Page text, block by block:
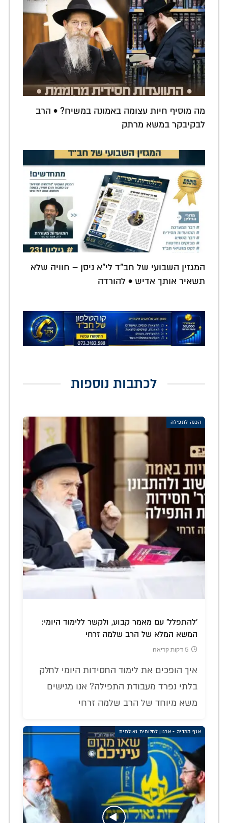
מה מוסיף חיות עצומה באמונה במשיח? • הרב
לבקיבקר במשא מרתק
המגזין השבועי של חב"ד לי"א ניסן – חוויה שלא
תשאיר אותך אדיש • להורדה
לכתבות נוספות
הכנה לתפילה
'להתפלל' עם מאמר קבוע, ולקשר ללימוד היומי:
המשא המלא של הרב שלמה זרחי
5 דקות קריאה
איך הופכים את לימוד החסידות היומי לחלק
בלתי נפרד מעבודת התפילה? אנו מגישים
משא מיוחד של הרב שלמה זרחי
אגף המדיה - ארגון לחלוחית גאולתית